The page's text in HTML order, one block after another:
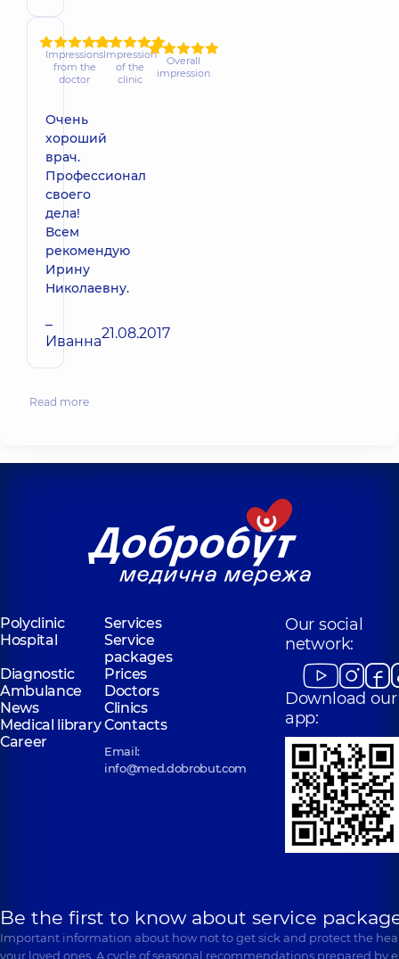
Impressions
from the
doctor
Impression
of the
clinic
Overall
impression
Очень
хороший
врач.
Профессионал
своего
дела!
Всем
рекомендую
Ирину
Николаевну.
–
Иванна21.08.2017
Read more
Polyclinic
Services
Hospital
Service
packages
Diagnostic
Prices
Ambulance
Doctors
News
Clinics
Medical libraryContacts
Career
Email:
info@med.dobrobut.com
Our social
network:
Download our
app:
Be the first to know about service
Important information about how not to get sick and protect the
your loved ones. A cycle of seasonal recommendations prepared by